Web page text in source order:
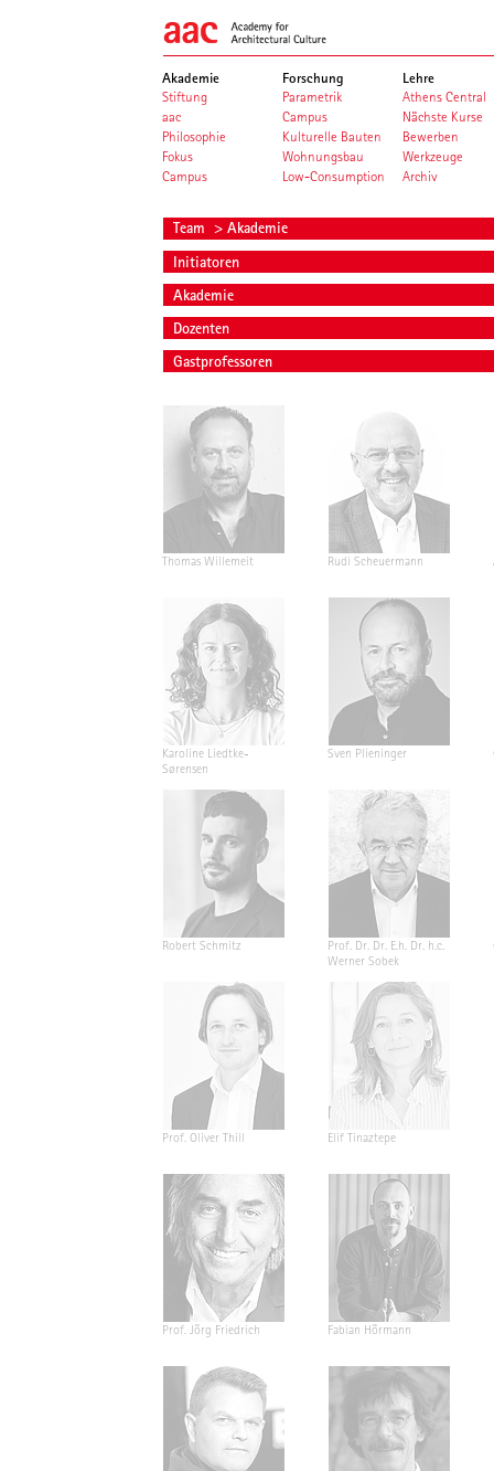
Akademie
Stiftung
aac
Philosophie
Fokus
Campus
Forschung
Parametrik
Campus
Kulturelle Bauten
Wohnungsbau
Low-Consumption
Lehre
Athens Central
Nächste Kurse
Bewerben
Werkzeuge
Archiv
Team > Akademie
Initiatoren
Akademie
Dozenten
Gastprofessoren
Thomas Willemeit Rudi Scheuermann
Karoline Liedtke-
Sørensen
Sven Plieninger
Robert Schmitz
Prof. Dr. Dr. E.h. Dr. h.c.
Werner Sobek
Prof. Oliver Thill Elif Tinaztepe
Prof. Jörg Friedrich Fabian Hörmann